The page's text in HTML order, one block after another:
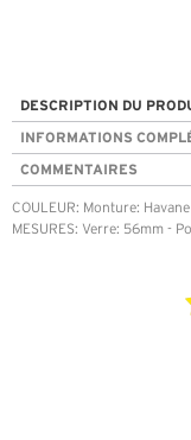
DESCRIPTION DU
INFORMATIONS
COMMENTAIRES
COULEUR: Monture:
MESURES: Verre: 56mm -